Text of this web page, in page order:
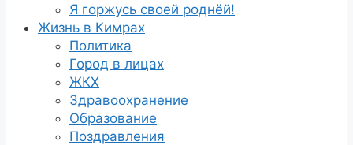
Я горжусь своей роднёй!
Жизнь в Кимрах
Политика
Город в лицах
ЖКХ
Здравоохранение
Образование
Поздравления